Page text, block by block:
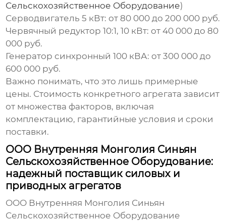
Сельскохозяйственное Оборудование)
Серводвигатель 5 кВт: от 80 000 до 200 000 руб.
Червячный редуктор 10:1, 10 кВт: от 40 000 до 80
000 руб.
Генератор синхронный 100 кВА: от 300 000 до
600 000 руб.
Важно понимать, что это лишь примерные
цены. Стоимость конкретного агрегата зависит
от множества факторов, включая
комплектацию, гарантийные условия и сроки
поставки.
ООО Внутренняя Монголия Синьян
Сельскохозяйственное Оборудование:
надежный поставщик силовых и
приводных агрегатов
ООО Внутренняя Монголия Синьян
Сельскохозяйственное Оборудование